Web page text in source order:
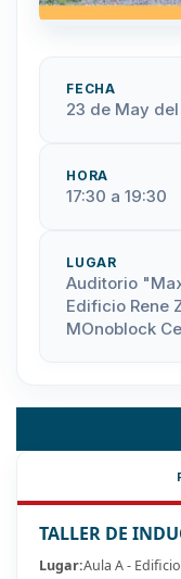
FECHA
23 de May del
HORA
17:30 a 19:30
LUGAR
Auditorio
Edificio Rene
MOnoblock
TALLER DE
Lugar:Aula A -